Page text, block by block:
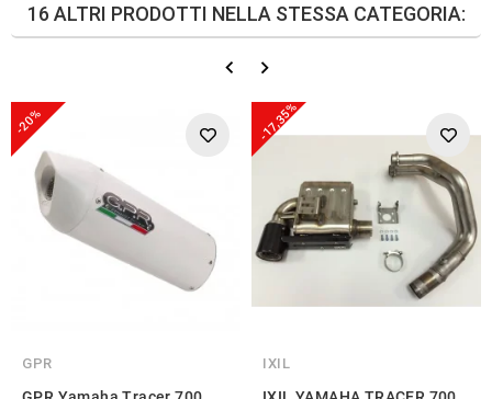
16 ALTRI PRODOTTI NELLA STESSA CATEGORIA:
-20%
GPR
-17,35%
IXIL